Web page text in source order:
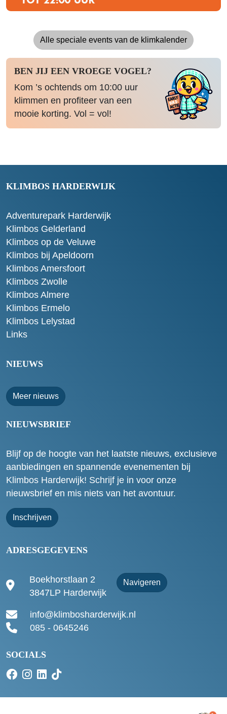
Alle speciale events van de klimkalender
BEN JIJ EEN VROEGE VOGEL?
Kom ’s ochtends om 10:00 uur
klimmen en profiteer van een
mooie korting. Vol = vol!
KLIMBOS HARDERWIJK
Adventurepark Harderwijk
Klimbos Gelderland
Klimbos op de Veluwe
Klimbos bij Apeldoorn
Klimbos Amersfoort
Klimbos Zwolle
Klimbos Almere
Klimbos Ermelo
Klimbos Lelystad
Links
NIEUWS
Meer nieuws
NIEUWSBRIEF
Blijf op de hoogte van het laatste nieuws, exclusieve
aanbiedingen en spannende evenementen bij
Klimbos Harderwijk! Schrijf je in voor onze
nieuwsbrief en mis niets van het avontuur.
Inschrijven
ADRESGEGEVENS
Boekhorstlaan 2
3847LP Harderwijk
Navigeren
info@klimbosharderwijk.nl
085 - 0645246
SOCIALS